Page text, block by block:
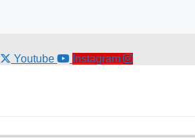
Youtube Instagram